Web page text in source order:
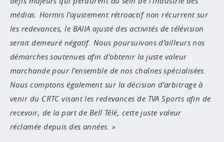
médias. Hormis l’ajustement rétroactif non récurrent sur
les redevances, le BAIIA ajusté des activités de télévision
serait demeuré négatif. Nous poursuivons d’ailleurs nos
démarches soutenues afin d’obtenir la juste valeur
marchande pour l’ensemble de nos chaînes spécialisées.
Nous comptons également sur la décision d’arbitrage à
venir du CRTC visant les redevances de TVA Sports afin de
recevoir, de la part de Bell Télé, cette juste valeur
réclamée depuis des années.